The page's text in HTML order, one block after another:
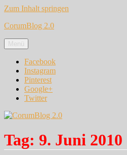
Zum Inhalt springen
CorumBlog 2.0
Menü
Facebook
Instagram
Pinterest
Google+
Twitter
Tag: 9. Juni 2010